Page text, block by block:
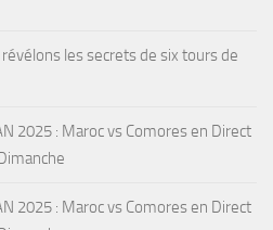
les secrets de six tours de
2025 : Maroc vs Comores en Direct
2025 : Maroc vs Comores en Direct